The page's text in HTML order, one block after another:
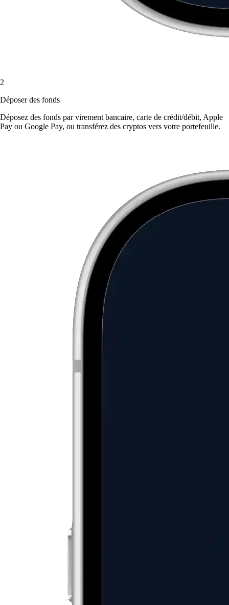
2
Déposer des fonds
Déposez des fonds par virement bancaire, carte de crédit/débit, Apple
Pay ou Google Pay, ou transférez des cryptos vers votre portefeuille.